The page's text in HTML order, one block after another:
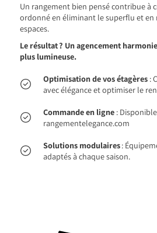
Un rangement bien pensé contribue à
ordonné en éliminant le superflu et
espaces.
Le résultat ? Un agencement
plus lumineuse.
Optimisation de vos étagères :
avec élégance et optimiser le
Commande en ligne :
rangementelegance.com
Solutions modulaires:
adaptés à chaque saison.